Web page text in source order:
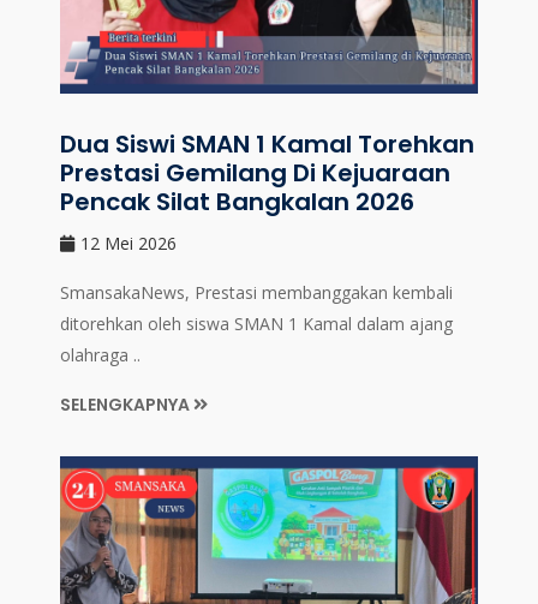
Dua Siswi SMAN 1 Kamal Torehkan
Prestasi Gemilang Di Kejuaraan
Pencak Silat Bangkalan 2026
12 Mei 2026
SmansakaNews, Prestasi membanggakan kembali
ditorehkan oleh siswa SMAN 1 Kamal dalam ajang
olahraga ..
SELENGKAPNYA